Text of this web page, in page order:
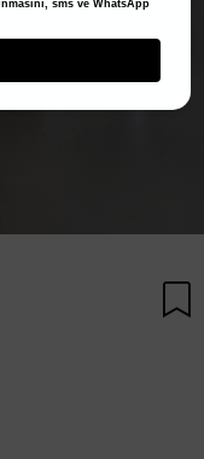
sms ve WhatsApp